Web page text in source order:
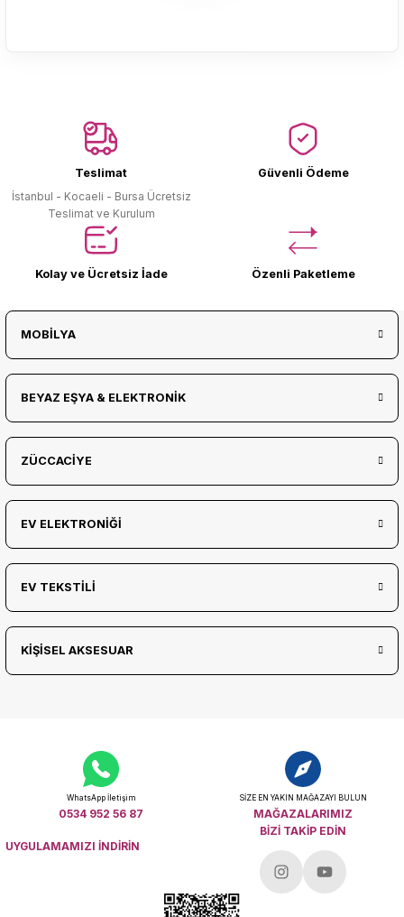
Teslimat
İstanbul - Kocaeli - Bursa Ücretsiz
Teslimat ve Kurulum
Güvenli Ödeme
Kolay ve Ücretsiz İade Özenli Paketleme
MOBİLYA
BEYAZ EŞYA & ELEKTRONİK
ZÜCCACİYE
EV ELEKTRONİĞİ
EV TEKSTİLİ
KİŞİSEL AKSESUAR
WhatsApp İletişim
0534 952 56 87
SİZE EN YAKIN MAĞAZAYI BULUN
MAĞAZALARIMIZ
UYGULAMAMIZI İNDİRİN
BİZİ TAKİP EDİN